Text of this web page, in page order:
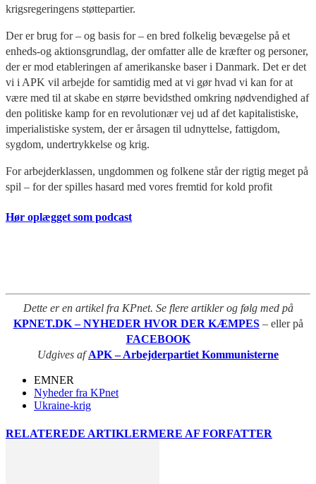
krigsregeringens støttepartier.
Der er brug for – og basis for – en bred folkelig bevægelse på et
enheds-og aktionsgrundlag, der omfatter alle de kræfter og personer,
der er mod etableringen af amerikanske baser i Danmark. Det er det
vi i APK vil arbejde for samtidig med at vi gør hvad vi kan for at
være med til at skabe en større bevidsthed omkring nødvendighed af
den politiske kamp for en revolutionær vej ud af det kapitalistiske,
imperialistiske system, der er årsagen til udnyttelse, fattigdom,
sygdom, undertrykkelse og krig.
For arbejderklassen, ungdommen og folkene står der rigtig meget på
spil – for der spilles hasard med vores fremtid for kold profit
Hør oplægget som podcast
Dette er en artikel fra KPnet. Se flere artikler og følg med på
KPNET.DK – NYHEDER HVOR DER KÆMPES – eller på
FACEBOOK
Udgives afAPK – Arbejderpartiet Kommunisterne
EMNER
Nyheder fra KPnet
Ukraine-krig
RELATEREDE ARTIKLERMERE AF FORFATTER